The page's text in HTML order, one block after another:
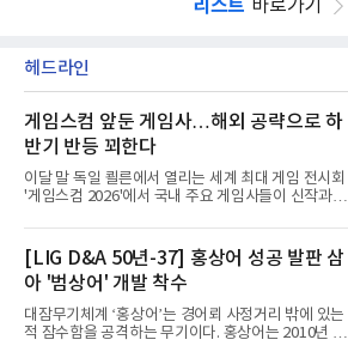
리스트 바로가기
헤드라인
게임스컴 앞둔 게임사…해외 공략으로 하
반기 반등 꾀한다
이달 말 독일 쾰른에서 열리는 세계 최대 게임 전시회
'게임스컴 2026'에서 국내 주요 게임사들이 신작과 글
체별로 엇갈린 가운데 하반기 신작 흥행과 해외 시장
성과가 실적을 좌우할 핵심 변수로 떠오르고 있다.8일
업계에 따르면 올해 상반기 게임업계는 기업별 성적
표가 크게 갈렸다. 대표적으로 크래프톤은 'PUBG: 배
틀그라운드'의 안정적인 성장에 힘입어 상반기 연결
기준 매출 2조6616억원, 영업이익 9725억원으로 역
대 최대 실적을 기록했다. 엔씨도 올해 출시한 '아이온
[LIG D&A 50년-37] 홍상어 성공 발판 삼
아 '범상어' 개발 착수
대잠무기체계 ‘홍상어’는 경어뢰 사정거리 밖에 있는
적 잠수함을 공격하는 무기이다. 홍상어는 2010년 넥